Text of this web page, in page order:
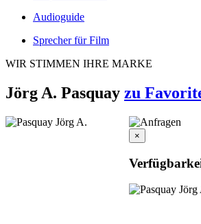
Audioguide
Sprecher für Film
WIR STIMMEN IHRE MARKE
Jörg A. Pasquay zu
×